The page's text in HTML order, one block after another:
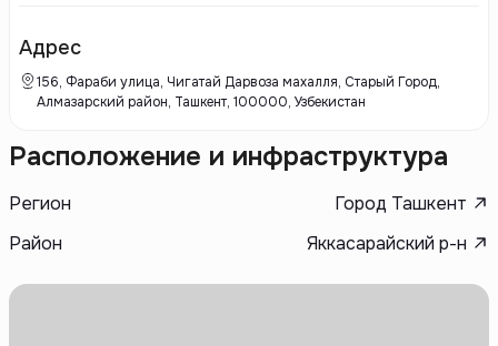
материалов, интеграция умных технологий для повышения
энергоэффективности и удобства проживания.
Адрес
156, Фараби улица, Чигатай Дарвоза махалля, Старый Город,
Алмазарский район, Ташкент, 100000, Узбекистан
Расположение и инфраструктура
Регион
Город Ташкент
Район
Яккасарайский р-н